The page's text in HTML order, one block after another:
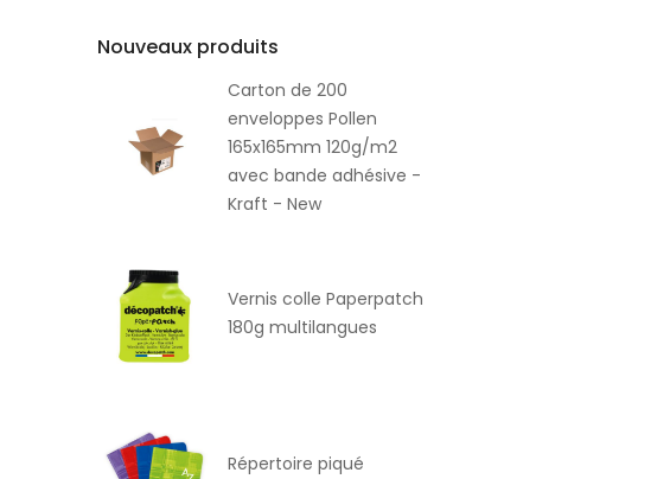
Nouveaux produits
Carton de 200
enveloppes Pollen
165x165mm 120g/m2
avec bande adhésive -
Kraft - New
Vernis colle Paperpatch
180g multilangues
Répertoire piqué